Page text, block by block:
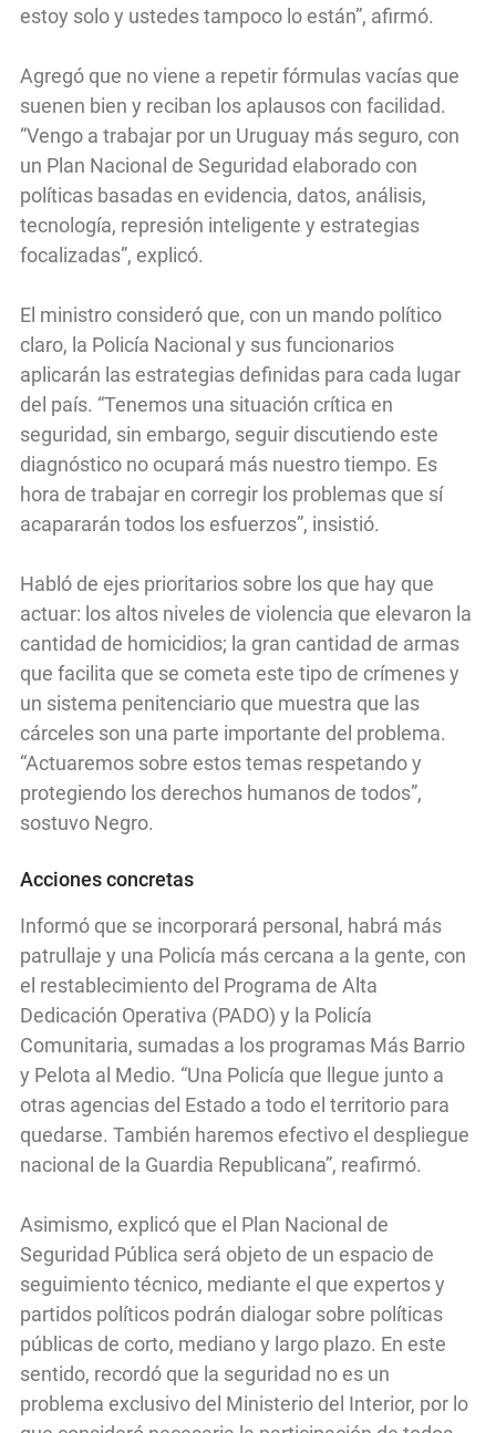
estoy solo y ustedes tampoco lo están”, afirmó.
Agregó que no viene a repetir fórmulas vacías que
suenen bien y reciban los aplausos con facilidad.
“Vengo a trabajar por un Uruguay más seguro, con
un Plan Nacional de Seguridad elaborado con
políticas basadas en evidencia, datos, análisis,
tecnología, represión inteligente y estrategias
focalizadas”, explicó.
El ministro consideró que, con un mando político
claro, la Policía Nacional y sus funcionarios
aplicarán las estrategias definidas para cada lugar
del país. “Tenemos una situación crítica en
seguridad, sin embargo, seguir discutiendo este
diagnóstico no ocupará más nuestro tiempo. Es
hora de trabajar en corregir los problemas que sí
acapararán todos los esfuerzos”, insistió.
Habló de ejes prioritarios sobre los que hay que
actuar: los altos niveles de violencia que elevaron la
cantidad de homicidios; la gran cantidad de armas
que facilita que se cometa este tipo de crímenes y
un sistema penitenciario que muestra que las
cárceles son una parte importante del problema.
“Actuaremos sobre estos temas respetando y
protegiendo los derechos humanos de todos”,
sostuvo Negro.
Acciones concretas
Informó que se incorporará personal, habrá más
patrullaje y una Policía más cercana a la gente, con
el restablecimiento del Programa de Alta
Dedicación Operativa (PADO) y la Policía
Comunitaria, sumadas a los programas Más Barrio
y Pelota al Medio. “Una Policía que llegue junto a
otras agencias del Estado a todo el territorio para
quedarse. También haremos efectivo el despliegue
nacional de la Guardia Republicana”, reafirmó.
Asimismo, explicó que el Plan Nacional de
Seguridad Pública será objeto de un espacio de
seguimiento técnico, mediante el que expertos y
partidos políticos podrán dialogar sobre políticas
públicas de corto, mediano y largo plazo. En este
sentido, recordó que la seguridad no es un
problema exclusivo del Ministerio del Interior, por lo